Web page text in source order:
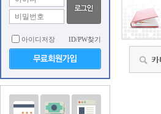
아이디저장 ID/PW찾기